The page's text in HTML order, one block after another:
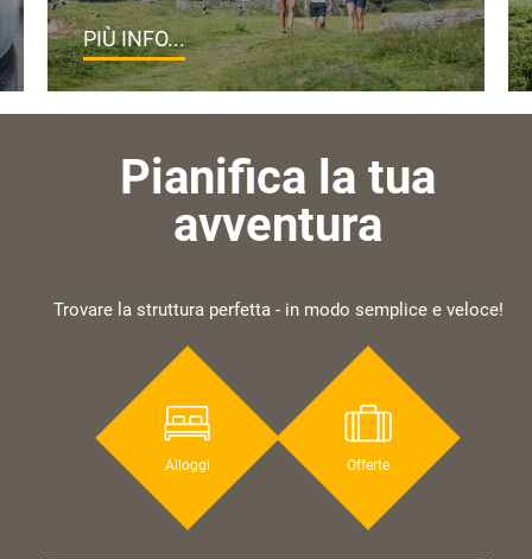
PIÙ INFO...
Pianifica la tua
avventura
Trovare la struttura perfetta - in modo semplice e veloce!
Alloggi Offerte